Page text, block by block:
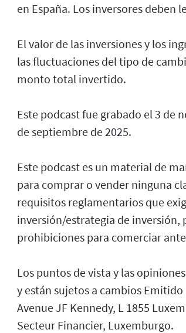
en España. Los inversores deben
El valor de las inversiones y los
las fluctuaciones del tipo de
monto total invertido.
Este podcast fue grabado el 3 de
de septiembre de 2025.
Este podcast es un material de
para comprar o vender ninguna
requisitos reglamentarios que
inversión/estrategia de
prohibiciones para comerciar
Los puntos de vista y las
y están sujetos a cambios
Avenue JF Kennedy, L 1855
Secteur Financier, Luxemburgo.